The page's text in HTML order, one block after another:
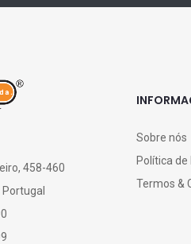
458-460
Sobre nós
Política
Termos &